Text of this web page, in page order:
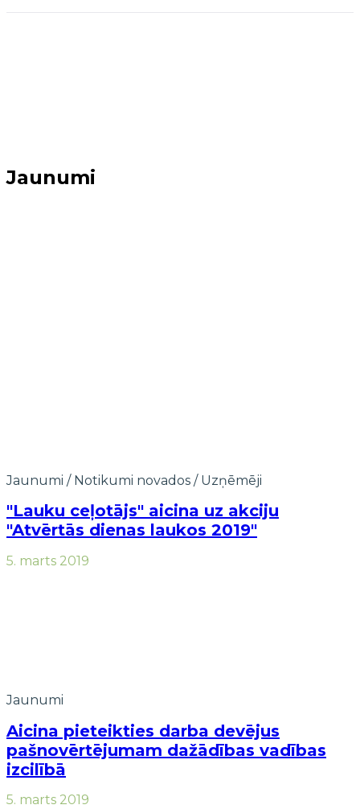
Jaunumi
Jaunumi / Notikumi novados / Uzņēmēji
"Lauku ceļotājs" aicina uz akciju
"Atvērtās dienas laukos 2019"
5. marts 2019
Jaunumi
Aicina pieteikties darba devējus
pašnovērtējumam dažādības vadības
izcilībā
5. marts 2019